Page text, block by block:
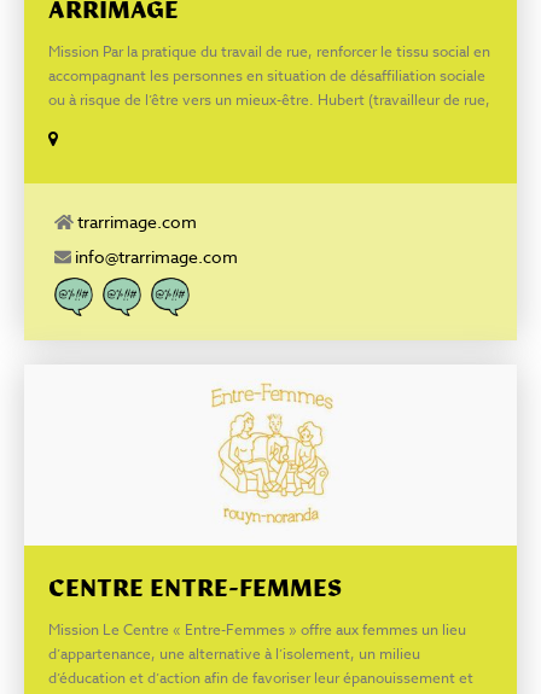
ARRIMAGE
Mission Par la pratique du travail de rue, renforcer le tissu social en
accompagnant les personnes en situation de désaffiliation sociale
ou à risque de l’être vers un mieux-être. Hubert (travailleur de rue,
Noranda) 819-277-0836 Mario (travailleur de rue, Val-d’Or) 873-
ARRIMAGE MARIO-TR ARRIMAGE
trarrimage.com
info@trarrimage.com
CENTRE ENTRE-FEMMES
Mission Le Centre « Entre-Femmes » offre aux femmes un lieu
d’appartenance, une alternative à l’isolement, un milieu
d’éducation et d’action afin de favoriser leur épanouissement et